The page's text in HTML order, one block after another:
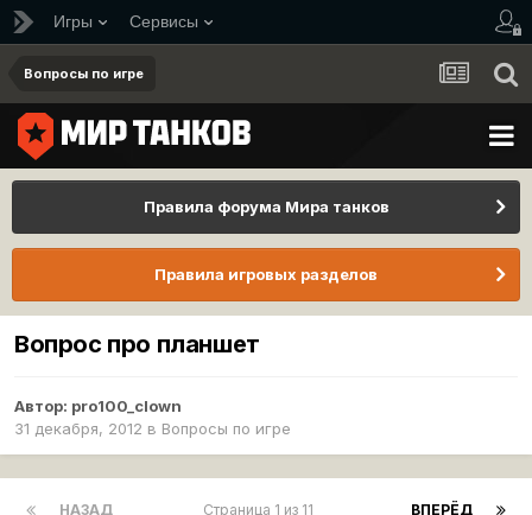
Игры Сервисы
Вопросы по игре
Правила форума Мира танков
Правила игровых разделов
Вопрос про планшет
Автор: pro100_clown
31 декабря, 2012 в Вопросы по игре
НАЗАД ВПЕРЁД
Страница 1 из 11